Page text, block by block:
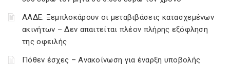
ΑΑΔΕ: Ξεμπλοκάρουν οι μεταβιβάσεις κατασχεμένων
ακινήτων – Δεν απαιτείται πλέον πλήρης εξόφληση
της οφειλής
Πόθεν έσχες – Ανακοίνωση για έναρξη υποβολής